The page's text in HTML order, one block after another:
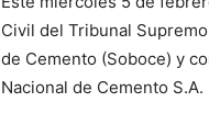
Civil del Tribunal
de Cemento (Soboce) y
Nacional de Cemento